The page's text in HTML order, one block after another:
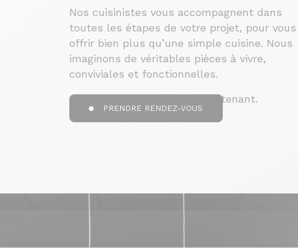
Nos cuisinistes vous accompagnent dans
toutes les étapes de votre projet, pour vous
offrir bien plus qu’une simple cuisine. Nous
imaginons de véritables pièces à vivre,
conviviales et fonctionnelles.
Prenez rendez-vous dès maintenant.
PRENDRE RENDEZ-VOUS